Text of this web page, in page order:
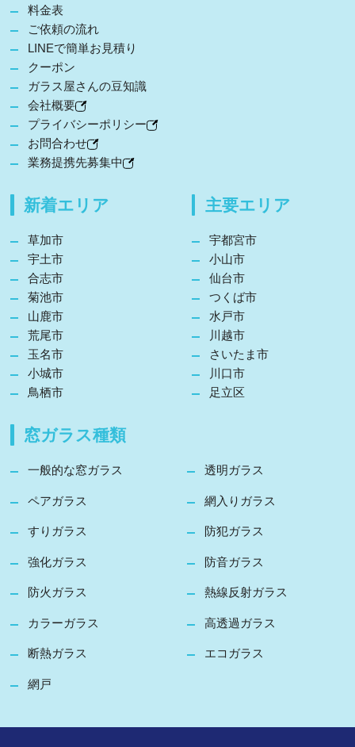
料金表
ご依頼の流れ
LINEで簡単お見積り
クーポン
ガラス屋さんの豆知識
会社概要
プライバシーポリシー
お問合わせ
業務提携先募集中
新着エリア
草加市
宇土市
合志市
菊池市
山鹿市
荒尾市
玉名市
小城市
鳥栖市
主要エリア
宇都宮市
小山市
仙台市
つくば市
水戸市
川越市
さいたま市
川口市
足立区
窓ガラス種類
一般的な窓ガラス 透明ガラス
ペアガラス 網入りガラス
すりガラス 防犯ガラス
強化ガラス 防音ガラス
防火ガラス 熱線反射ガラス
カラーガラス 高透過ガラス
断熱ガラス エコガラス
網戸